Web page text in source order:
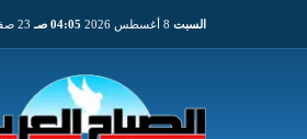
السبت 04:05 صـ 23 صفر 1448